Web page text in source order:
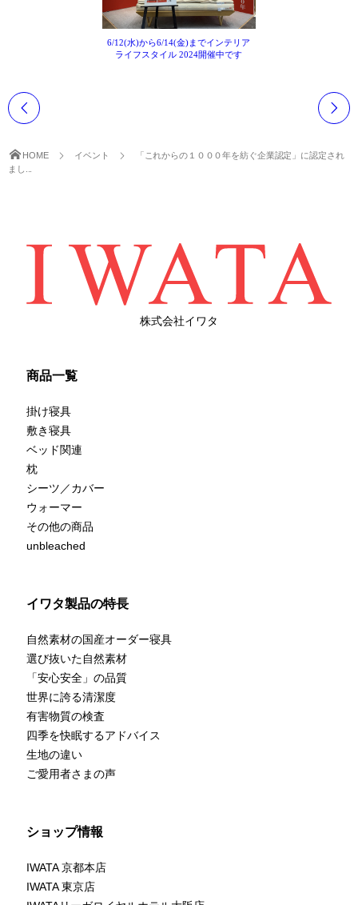
6/12(水)から6/14(金)までインテリア
ライフスタイル 2024開催中です
HOME イベント
「これからの１０００年を紡ぐ企業認定」に認定され
まし...
株式会社イワタ
商品一覧
掛け寝具
敷き寝具
ベッド関連
枕
シーツ／カバー
ウォーマー
その他の商品
unbleached
イワタ製品の特長
自然素材の国産オーダー寝具
選び抜いた自然素材
「安心安全」の品質
世界に誇る清潔度
有害物質の検査
四季を快眠するアドバイス
生地の違い
ご愛用者さまの声
ショップ情報
IWATA 京都本店
IWATA 東京店